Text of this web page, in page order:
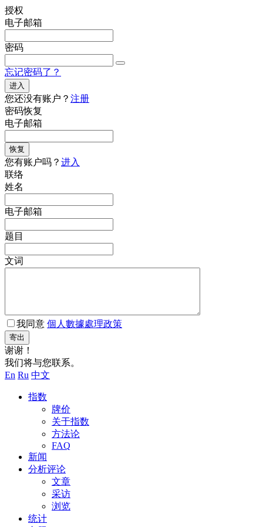
授权
电子邮箱
密码
忘记密码了？
进入
您还没有账户？ 注册
密码恢复
电子邮箱
恢复
您有账户吗？ 进入
联络
姓名
电子邮箱
题目
文词
我同意 個人數據處理政策
寄出
谢谢！
我们将与您联系。
En Ru 中文
指数
牌价
关于指数
方法论
FAQ
新闻
分析评论
文章
采访
浏览
统计